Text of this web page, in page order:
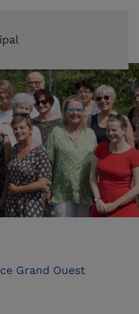
Grand Ouest